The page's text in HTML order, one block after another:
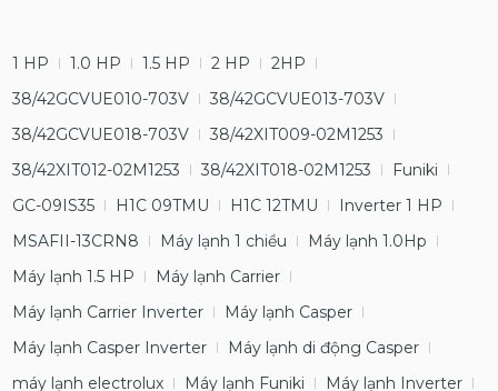
1 HP 1.0 HP 1.5 HP 2 HP
2HP
38/42GCVUE010-703V
38/42GCVUE013-703V
38/42GCVUE018-703V
38/42XIT009-02M1253
38/42XIT012-02M1253
38/42XIT018-02M1253
Funiki
GC-09IS35
H1C 09TMU H1C 12TMU
Inverter 1 HP
MSAFII-13CRN8
Máy lạnh 1 chiều
Máy lạnh 1.0Hp
Máy lạnh 1.5 HP
Máy lạnh Carrier
Máy lạnh Carrier Inverter
Máy lạnh Casper
Máy lạnh Casper Inverter
Máy lạnh di động Casper
máy lạnh electrolux
Máy lạnh Funiki Máy lạnh Inverter